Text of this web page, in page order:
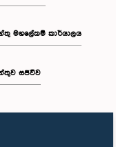
මහලේකම් කාර්යාලය
සජීවීව